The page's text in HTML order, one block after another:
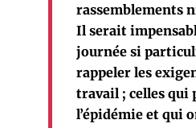
rassemblements
Il serait
journée si
rappeler les
travail ; celles qui
l’épidémie et qui